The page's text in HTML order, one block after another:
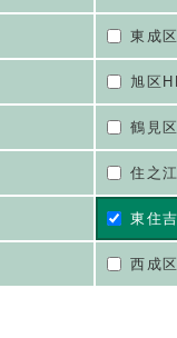
東成
旭区
鶴見
住之
東住
西成